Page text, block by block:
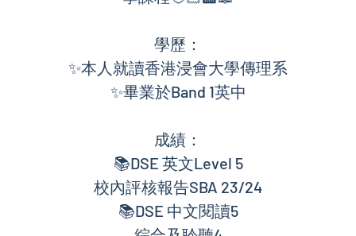
學歷：
✨本人就讀香港浸會大學傳理系
✨畢業於Band 1英中
成績：
📚DSE 英文Level 5
校內評核報告SBA 23/24
📚DSE 中文閱讀5